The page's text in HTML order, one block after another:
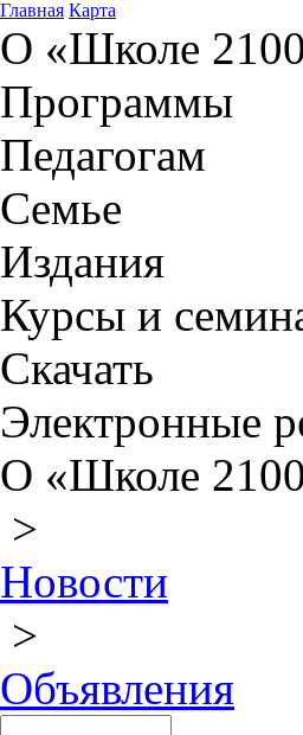
Главная Карта
О «Школе
Программы
Педагогам
Семье
Издания
Курсы и
Скачать
Электронные
О «Школе
>
Новости
>
Объявления